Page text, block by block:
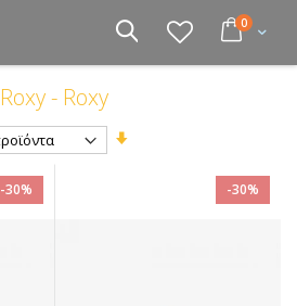
Cart
0στοιχεία
Αναζήτηση
Roxy - Roxy
Ορίστε
-30% -30%